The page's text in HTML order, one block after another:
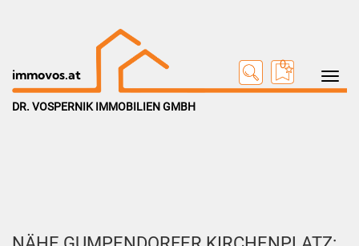
Toggle
immovos.at
0
DR. VOSPERNIK IMMOBILIEN GMBH